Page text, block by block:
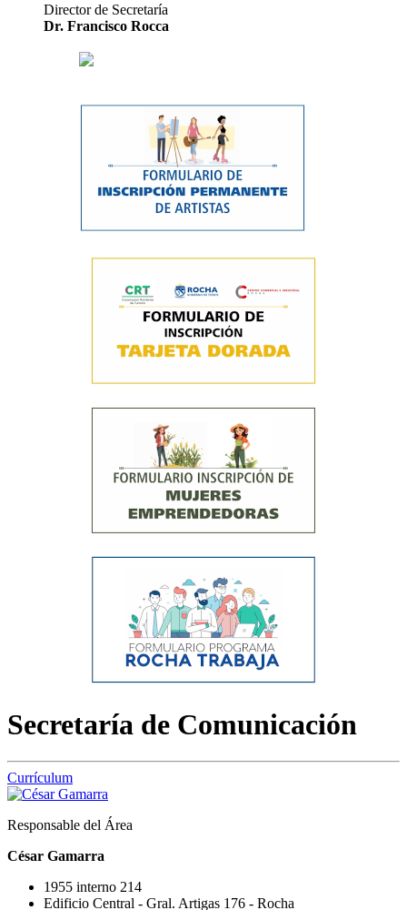
Director de Secretaría
Dr. Francisco Rocca
Secretaría de Comunicación
Currículum
Responsable del Área
César Gamarra
1955 interno 214
Edificio Central - Gral. Artigas 176 - Rocha